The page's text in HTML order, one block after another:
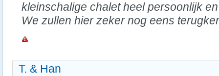
kleinschalige chalet heel persoonlijk
We zullen hier zeker nog eens
T. & Han